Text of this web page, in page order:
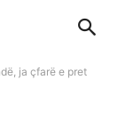
ja çfarë e pret